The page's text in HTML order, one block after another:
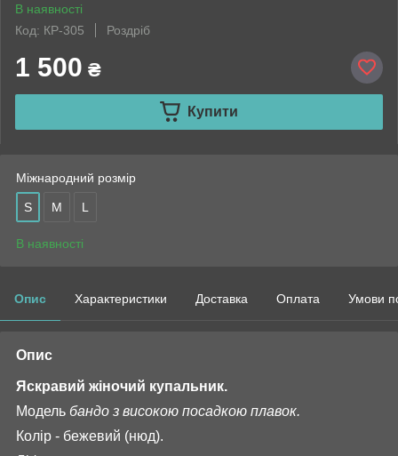
В наявності
Код: КР-305
Роздріб
1 500 ₴
Купити
Міжнародний розмір
S M L
В наявності
Опис Характеристики Доставка Оплата Умови
Опис
Яскравий жіночий купальник.
Модель бандо з високою посадкою плавок.
Колір - бежевий (нюд).